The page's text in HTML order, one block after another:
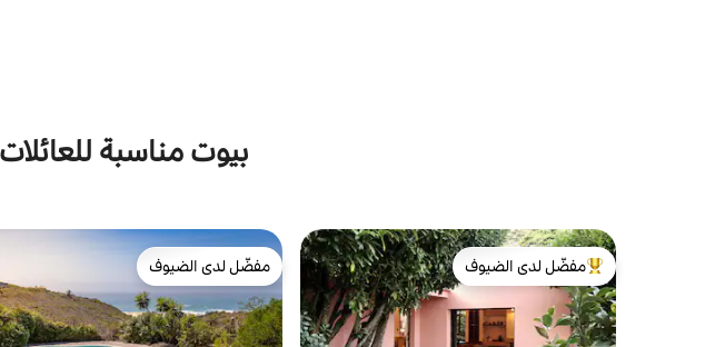
بيوت مناسبة
من أبرز البيوت المفضّلة لدى الضيوف
مفضّل لدى الضيوف
مفضّل لدى الضيوف
مفضّل لدى الضيوف